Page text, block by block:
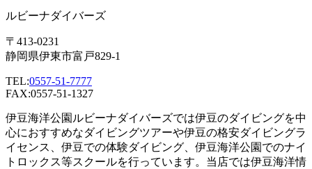
ルビーナダイバーズ
〒413-0231
静岡県伊東市富戸829-1
TEL:0557-51-7777
FAX:0557-51-1327
伊豆海洋公園ルビーナダイバーズでは伊豆のダイビングを中
心におすすめなダイビングツアーや伊豆の格安ダイビングラ
イセンス、伊豆での体験ダイビング、伊豆海洋公園でのナイ
トロックス等スクールを行っています。当店では伊豆海洋情